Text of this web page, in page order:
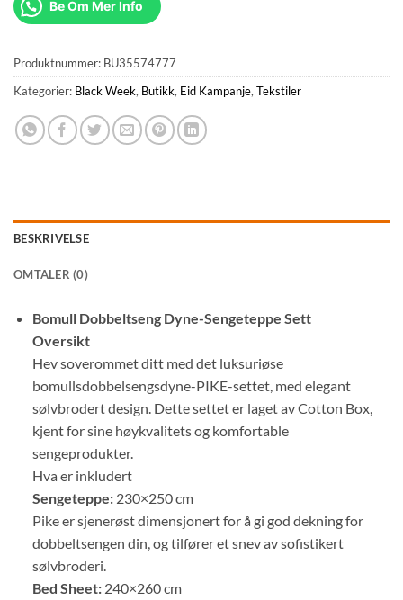
Be Om Mer Info
Produktnummer: BU35574777
Kategorier: Black Week, Butikk, Eid Kampanje, Tekstiler
BESKRIVELSE
OMTALER (0)
Bomull Dobbeltseng Dyne-Sengeteppe Sett
Oversikt
Hev soverommet ditt med det luksuriøse
bomullsdobbelsengsdyne-PIKE-settet, med elegant
sølvbrodert design. Dette settet er laget av Cotton Box,
kjent for sine høykvalitets og komfortable
sengeprodukter.
Hva er inkludert
Sengeteppe:230×250 cm
Pike er sjenerøst dimensjonert for å gi god dekning for
dobbeltsengen din, og tilfører et snev av sofistikert
sølvbroderi.
Bed Sheet:240×260 cm